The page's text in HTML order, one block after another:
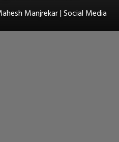
Manjrekar | Social Media